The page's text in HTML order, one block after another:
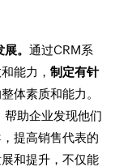
展。通过CRM系
能力，制定有针
体素质和能力。
帮助企业发现他们
提高销售代表的
和提升，不仅能